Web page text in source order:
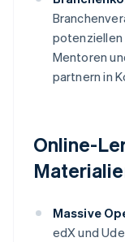
potenziellen
Mentoren
partnern in
Online-
Massive
edX und